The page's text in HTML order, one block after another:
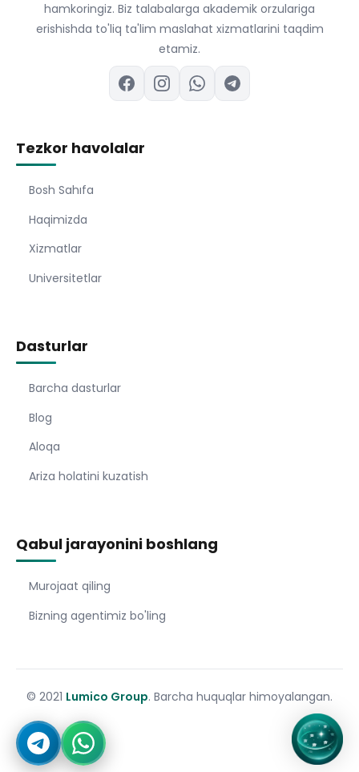
hamkoringiz. Biz talabalarga akademik orzulariga
erishishda to'liq ta'lim maslahat xizmatlarini taqdim
etamiz.
Tezkor havolalar
Bosh Sahıfa
Haqimizda
Xizmatlar
Universitetlar
Dasturlar
Barcha dasturlar
Blog
Aloqa
Ariza holatini kuzatish
Qabul jarayonini boshlang
Murojaat qiling
Bizning agentimiz bo'ling
© 2021 Lumico Group. Barcha huquqlar himoyalangan.